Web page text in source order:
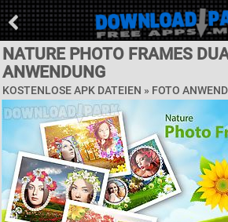
NATURE PHOTO FRAMES
ANWENDUNG
KOSTENLOSE APK DATEIEN » FOTO